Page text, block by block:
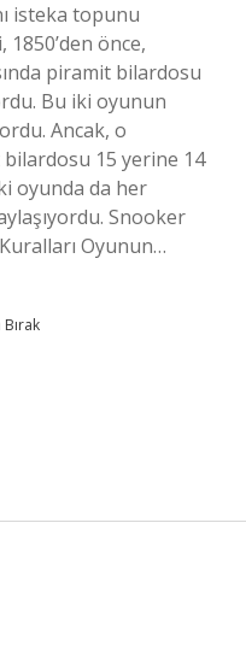
isteka topunu
önce,
piramit bilardosu
Bu iki oyunun
Ancak, o
15 yerine 14
oyunda da her
Snooker
Oyunun…